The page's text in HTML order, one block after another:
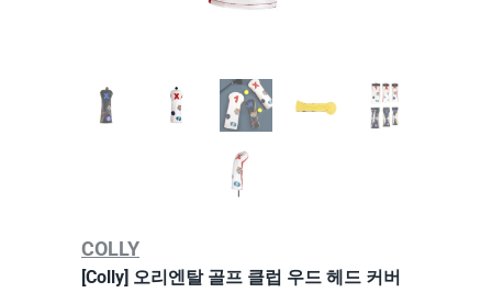
COLLY
[Colly] 오리엔탈 골프 클럽 우드 헤드 커버